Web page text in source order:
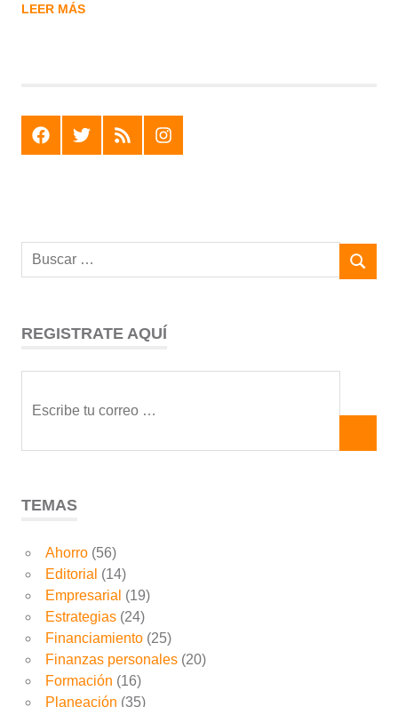
LEER MÁS
F T R I
REGISTRATE AQUÍ
TEMAS
Ahorro(56)
Editorial (14)
Empresarial (19)
Estrategias(24)
Financiamiento(25)
Finanzas personales(20)
Formación (16)
Planeación (35)